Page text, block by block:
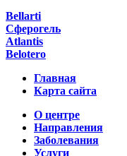
Bellarti
Сферогель
Atlantis
Belotero
Главная
Карта сайта
О центре
Направления
Заболевания
Услуги